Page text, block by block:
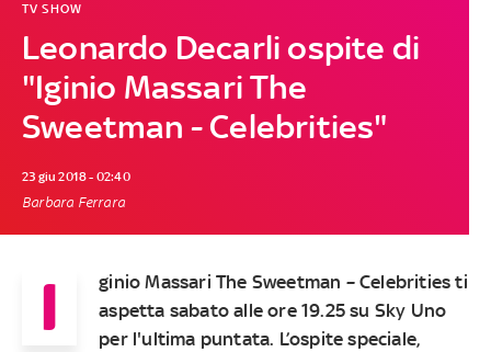
Leonardo Decarli ospite di
"Iginio Massari The
Sweetman - Celebrities"
TV SHOW
23 giu 2018 - 02:40
Barbara Ferrara
I
ginio Massari The Sweetman – Celebrities ti
aspetta sabato alle ore 19.25 su Sky Uno
per l'ultima puntata. L’ospite speciale,